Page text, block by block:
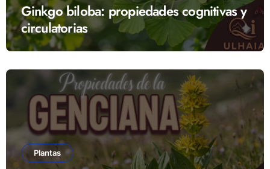
Ginkgo biloba: propiedades cognitivas y
circulatorias
Plantas